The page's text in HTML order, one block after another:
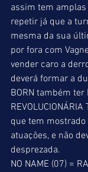
assim tem
repetir já que a
mesma da sua
por fora com
vender caro a
deverá formar a
BORN também
que tem
atuações, e não
desprezada.
NO NAME (07) =